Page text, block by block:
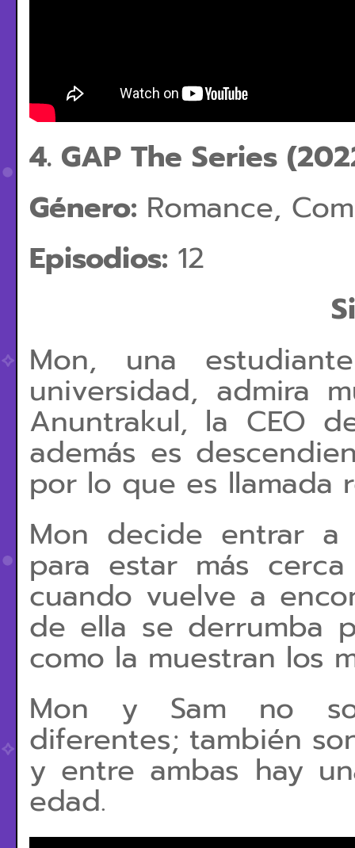
4. GAP The Series
Género: Romance,
Episodios: 12
Mon, una
universidad, admira
Anuntrakul, la CEO
además es
por lo que es llamada
Mon decide entrar a
para estar más
cuando vuelve a
de ella se derrumba
como la muestran los
Mon y Sam no
diferentes; también
y entre ambas hay
edad.